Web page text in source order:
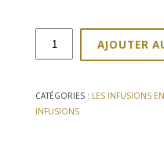
quantité
Rooibos
100g
AJOUTER
CATÉGORIES : LES INFUSIONS
INFUSIONS